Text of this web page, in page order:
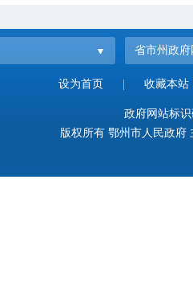
省市州政府
设为首页 收藏本站
政府网站标
版权所有 鄂州市人民政府